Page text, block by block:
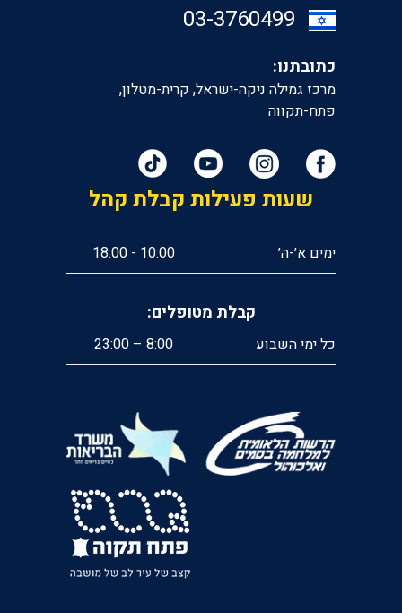
‎03-3760499
כתובתנו:
מרכז גמילה ניקה-ישראל, קרית-מטלון,
פתח-תקווה
שעות פעילות קבלת קהל
ימים א׳-ה׳ 10:00 - 18:00
קבלת מטופלים:
כל ימי השבוע 8:00 – 23:00